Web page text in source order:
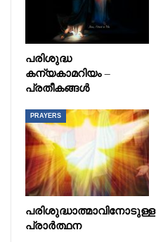
പരിശുദ്ധ
കന്യകാമറിയം –
പ്രതീകങ്ങൾ
PRAYERS
പരിശുദ്ധാത്മാവിനോടുള്ള
പ്രാർത്ഥന